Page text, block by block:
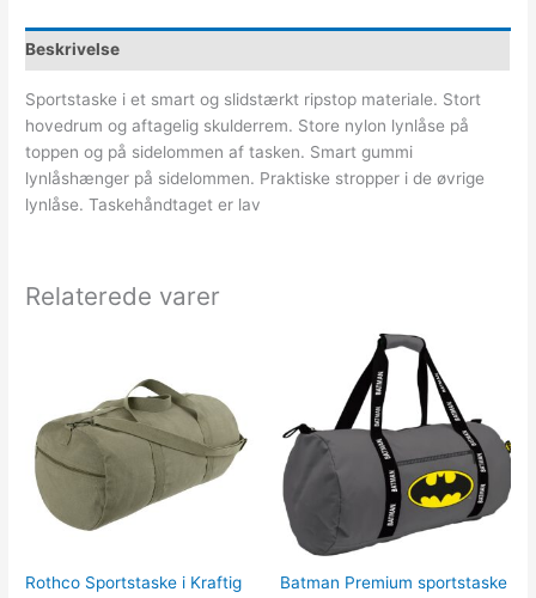
Beskrivelse
Sportstaske i et smart og slidstærkt ripstop materiale. Stort
hovedrum og aftagelig skulderrem. Store nylon lynlåse på
toppen og på sidelommen af tasken. Smart gummi
lynlåshænger på sidelommen. Praktiske stropper i de øvrige
lynlåse. Taskehåndtaget er lav
Relaterede varer
Rothco Sportstaske i Kraftig
Batman Premium sportstaske